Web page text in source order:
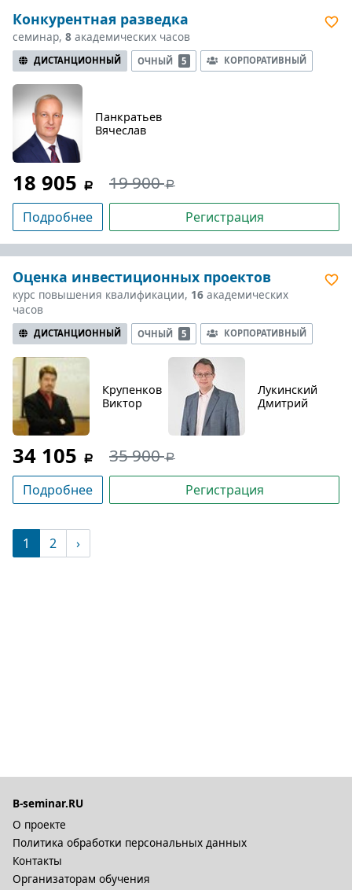
Конкурентная разведка
семинар, 8 академических часов
ДИСТАНЦИОННЫЙ ОЧНЫЙ 5 КОРПОРАТИВНЫЙ
Панкратьев
Вячеслав
18 905 19 900
Подробнее Регистрация
Оценка инвестиционных проектов
курс повышения квалификации, 16 академических
часов
ДИСТАНЦИОННЫЙ ОЧНЫЙ 5 КОРПОРАТИВНЫЙ
Крупенков
Виктор
Лукинский
Дмитрий
34 105 35 900
Подробнее Регистрация
1 (текущая)
2 ›
B-seminar.RU
О проекте
Политика обработки персональных данных
Контакты
Организаторам обучения